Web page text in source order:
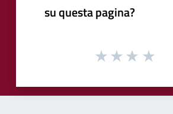
su questa pagina?